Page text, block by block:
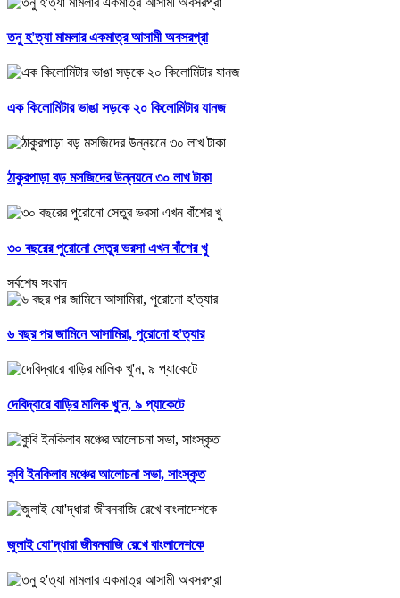
তনু হ'ত্যা মামলার একমাত্র আসামী অবসরপ্রা
এক কিলোমিটার ভাঙা সড়কে ২০ কিলোমিটার যানজ
ঠাকুরপাড়া বড় মসজিদের উন্নয়নে ৩০ লাখ টাকা
৩০ বছরের পুরোনো সেতুর ভরসা এখন বাঁশের খু
সর্বশেষ সংবাদ
৬ বছর পর জামিনে আসামিরা, পুরোনো হ'ত্যার
দেবিদ্বারে বাড়ির মালিক খু'ন, ৯ প্যাকেটে
কুবি ইনকিলাব মঞ্চের আলোচনা সভা, সাংস্কৃত
জুলাই যো'দ্ধারা জীবনবাজি রেখে বাংলাদেশকে